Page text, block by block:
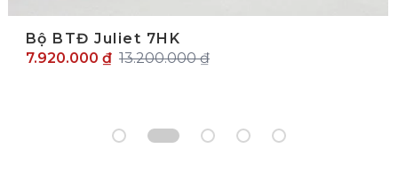
Bộ BTĐ Juliet 7HK
7.920.000 ₫ 13.200.000 ₫